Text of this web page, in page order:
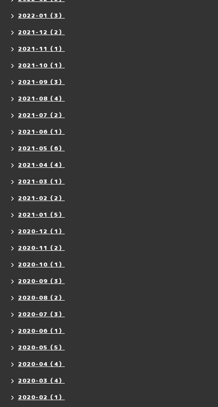
2022-01（3）
2021-12（2）
2021-11（1）
2021-10（1）
2021-09（3）
2021-08（4）
2021-07（2）
2021-06（1）
2021-05（6）
2021-04（4）
2021-03（1）
2021-02（2）
2021-01（5）
2020-12（1）
2020-11（2）
2020-10（1）
2020-09（3）
2020-08（2）
2020-07（3）
2020-06（1）
2020-05（5）
2020-04（4）
2020-03（4）
2020-02（1）